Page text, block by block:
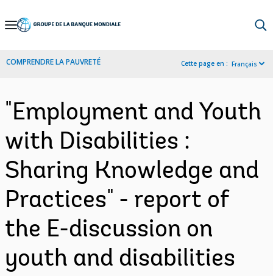
Skip
Navigation
COMPRENDRE LA PAUVRETÉ Cette page en : Français
"Employment and Youth
with Disabilities :
Sharing Knowledge and
Practices" - report of
the E-discussion on
youth and disabilities